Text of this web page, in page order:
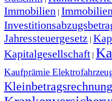
Immobilien |
Jahressteuergesetz |
Kapitalgesellschaft |
Kaufprämie